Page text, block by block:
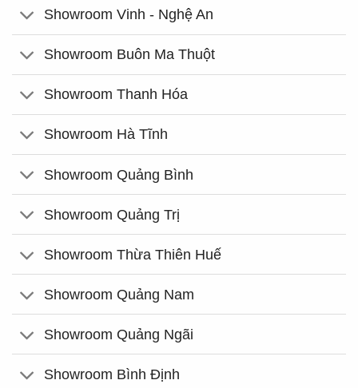
Showroom Vinh - Nghệ An
Showroom Buôn Ma Thuột
Showroom Thanh Hóa
Showroom Hà Tĩnh
Showroom Quảng Bình
Showroom Quảng Trị
Showroom Thừa Thiên Huế
Showroom Quảng Nam
Showroom Quảng Ngãi
Showroom Bình Định